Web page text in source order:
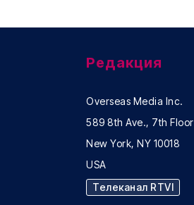
Редакция
Overseas Media Inc.
589 8th Ave., 7th Floor
New York, NY 10018
USA
Телеканал RTVI